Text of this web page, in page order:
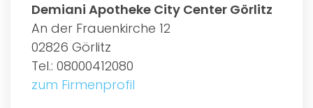
Demiani Apotheke City Center Görlitz
An der Frauenkirche 12
02826 Görlitz
Tel.: 08000412080
zum Firmenprofil